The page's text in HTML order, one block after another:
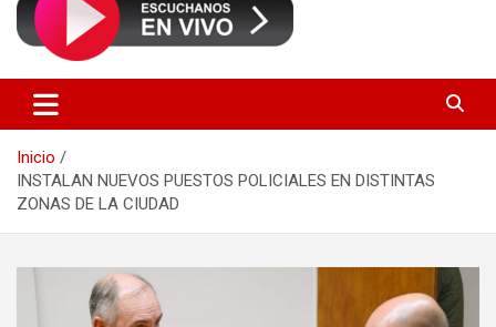
Inicio
INSTALAN NUEVOS PUESTOS POLICIALES EN DISTINTAS
ZONAS DE LA CIUDAD